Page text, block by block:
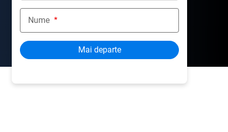
Nume